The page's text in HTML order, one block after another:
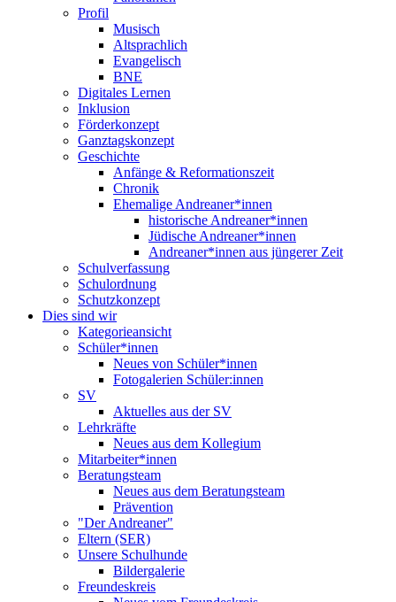
Profil
Musisch
Altsprachlich
Evangelisch
BNE
Digitales Lernen
Inklusion
Förderkonzept
Ganztagskonzept
Geschichte
Anfänge & Reformationszeit
Chronik
Ehemalige Andreaner*innen
historische Andreaner*innen
Jüdische Andreaner*innen
Andreaner*innen aus jüngerer Zeit
Schulverfassung
Schulordnung
Schutzkonzept
Dies sind wir
Kategorieansicht
Schüler*innen
Neues von Schüler*innen
Fotogalerien Schüler:innen
SV
Aktuelles aus der SV
Lehrkräfte
Neues aus dem Kollegium
Mitarbeiter*innen
Beratungsteam
Neues aus dem Beratungsteam
Prävention
"Der Andreaner"
Eltern (SER)
Unsere Schulhunde
Bildergalerie
Freundeskreis